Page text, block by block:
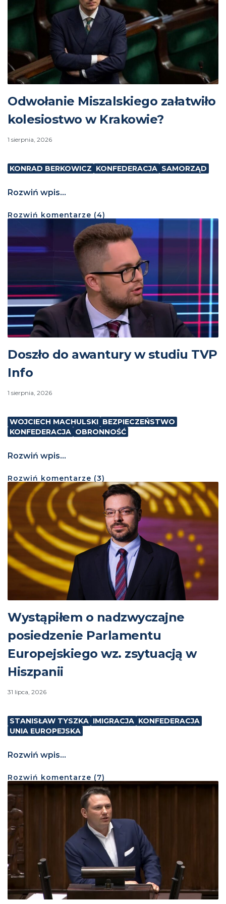
Odwołanie Miszalskiego załatwiło
kolesiostwo w Krakowie?
1 sierpnia, 2026
KONRAD BERKOWICZ KONFEDERACJA SAMORZĄD
Rozwiń wpis...
Rozwiń komentarze (4)
Doszło do awantury w studiu TVP
Info
1 sierpnia, 2026
WOJCIECH MACHULSKI BEZPIECZEŃSTWO
KONFEDERACJA OBRONNOŚĆ
Rozwiń wpis...
Rozwiń komentarze (3)
Wystąpiłem o nadzwyczajne
posiedzenie Parlamentu
Europejskiego wz. zsytuacją w
Hiszpanii
31 lipca, 2026
STANISŁAW TYSZKA IMIGRACJA KONFEDERACJA
UNIA EUROPEJSKA
Rozwiń wpis...
Rozwiń komentarze (7)